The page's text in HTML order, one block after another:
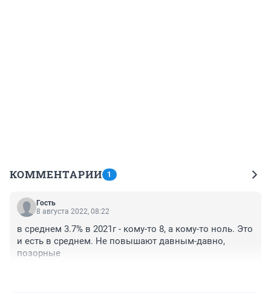
КОММЕНТАРИИ 1
Гость
8 августа 2022, 08:22
в среднем 3.7% в 2021г - кому-то 8, а кому-то ноль. Это
и есть в среднем. Не повышают давным-давно,
позорные